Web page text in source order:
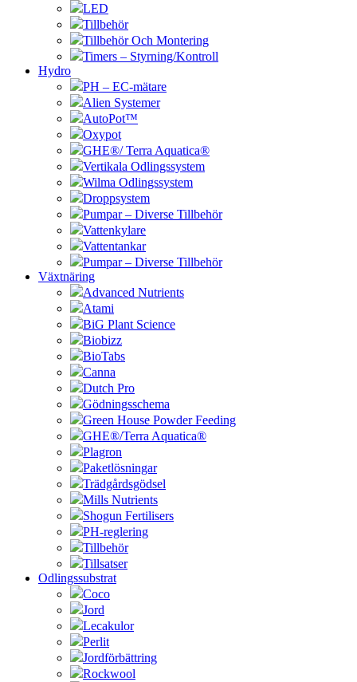
LED
Tillbehör
Tillbehör Och Montering
Timers – Styrning/Kontroll
Hydro
PH – EC-mätare
Alien Systemer
AutoPot™
Oxypot
GHE®/ Terra Aquatica®
Vertikala Odlingssystem
Wilma Odlingssystem
Droppsystem
Pumpar – Diverse Tillbehör
Vattenkylare
Vattentankar
Pumpar – Diverse Tillbehör
Växtnäring
Advanced Nutrients
Atami
BiG Plant Science
Biobizz
BioTabs
Canna
Dutch Pro
Gödningsschema
Green House Powder Feeding
GHE®/Terra Aquatica®
Plagron
Paketlösningar
Trädgårdsgödsel
Mills Nutrients
Shogun Fertilisers
PH-reglering
Tillbehör
Tillsatser
Odlingssubstrat
Coco
Jord
Lecakulor
Perlit
Jordförbättring
Rockwool